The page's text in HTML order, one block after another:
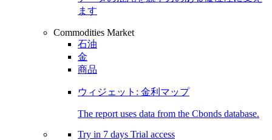
ます
Commodities Market
石油
金
商品
ウィジェット: 金利マップ
The report uses data from the Cbonds database.
Try in 7 days Trial access